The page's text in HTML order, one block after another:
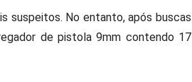
suspeitos. No entanto, após buscas
de pistola 9mm contendo 17